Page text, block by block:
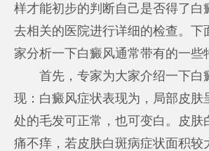
样才能初步的判断自己是否得了白
去相关的医院进行详细的检查。下
家分析一下白癜风通常带有的一些
首先，专家为大家介绍一下白
现：白癜风症状表现为，局部皮肤
处的毛发可正常，也可变白。皮肤
痛不痒，若皮肤白斑病症状面积较